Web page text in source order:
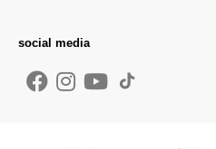
social media